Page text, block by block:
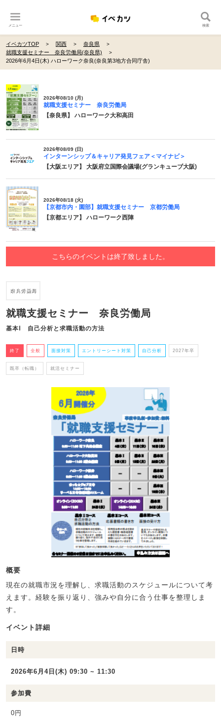
メニュー 検索
イベカツTOP 関西
奈良県
就職支援セミナー 奈良労働局(奈良県)
2026年6月4日(木) ハローワーク奈良(奈良第3地方合同庁舎)
2026年08/10 (月)
就職支援セミナー 奈良労働局
【奈良県】 ハローワーク大和高田
2026年08/09 (日)
インターンシップ＆キャリア発見フェア＜マイナビ＞
【大阪エリア】 大阪府立国際会議場(グランキューブ大阪)
2026年08/18 (火)
【京都市内・園部】就職支援セミナー 京都労働局
【京都エリア】 ハローワーク西陣
こちらのイベントは終了致しました。
就職支援セミナー 奈良労働局
基本Ⅰ 自己分析と求職活動の方法
終了 全般 面接対策 エントリーシート対策 自己分析 2027年卒
既卒（転職） 就活セミナー
概要
現在の就職市況を理解し、求職活動のスケジュールについて考
えます。経験を振り返り、強みや自分に合う仕事を整理しま
す。
イベント詳細
日時
2026年6月4日(木) 09:30 ~ 11:30
参加費
0円